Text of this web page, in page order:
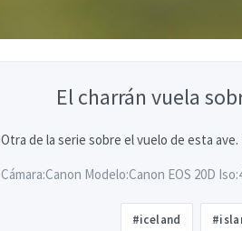
El charrán vuela
Otra de la serie sobre el vuelo de esta
Cámara:Canon Modelo:Canon EOS 20D
#iceland